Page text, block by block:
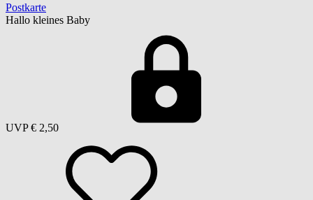
Postkarte
Hallo kleines Baby
UVP € 2,50